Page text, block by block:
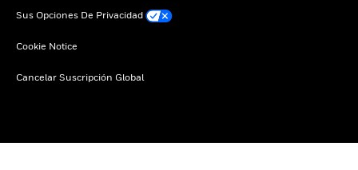
Sus Opciones De Privacidad
Cookie Notice
Cancelar Suscripción Global